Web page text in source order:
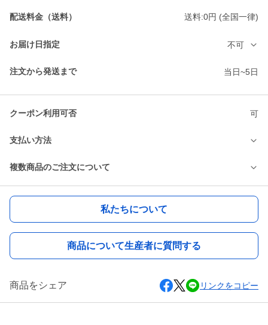
配送料金（送料） 送料:0円 (全国一律)
お届け日指定 不可
注文から発送まで 当日~5日
クーポン利用可否 可
支払い方法
複数商品のご注文について
私たちについて
商品について生産者に質問する
商品をシェア リンクをコピー